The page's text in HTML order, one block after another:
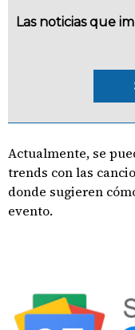
Las noticias que
Actualmente, se
trends con las
donde sugieren
evento.